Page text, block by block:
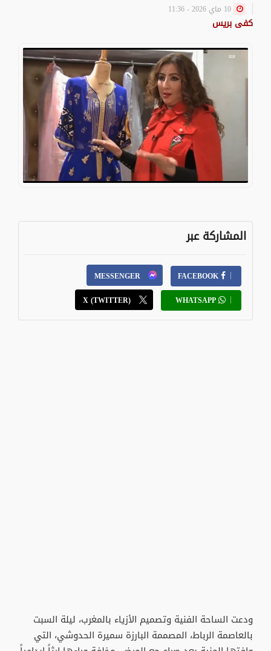
كفى بريس
المشاركة عبر
FACEBOOK
MESSENGER
WHATSAPP
X (TWITTER)
​ودعت الساحة الفنية وتصميم الأزياء بالمغرب، ليلة السبت
بالعاصمة الرباط، المصممة البارزة سميرة الحدوشي، التي